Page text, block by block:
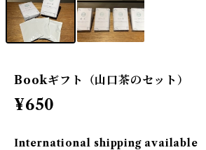
Bookギフト（山口茶のセット）
¥650
International shipping available